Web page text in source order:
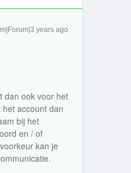
years ago
dan ook voor het
account dan
bij het
en / of
kan je